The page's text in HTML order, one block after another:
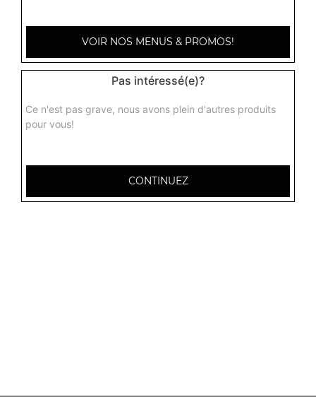
18.00€
VOIR NOS MENUS & PROMOS!
Pas intéressé(e)?
Ce n'est pas grave, nous avons plein d'autres produits
pour vous!
CONTINUEZ